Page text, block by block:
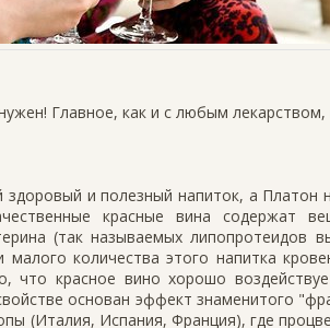
Главное, как и с любым лекарством,
и полезный напиток, а Платон
красные вина содержат
(так называемых липопротеидов
количества этого напитка
что красное вино хорошо
основан эффект знаменитого
(Италия, Испания, Франция), где